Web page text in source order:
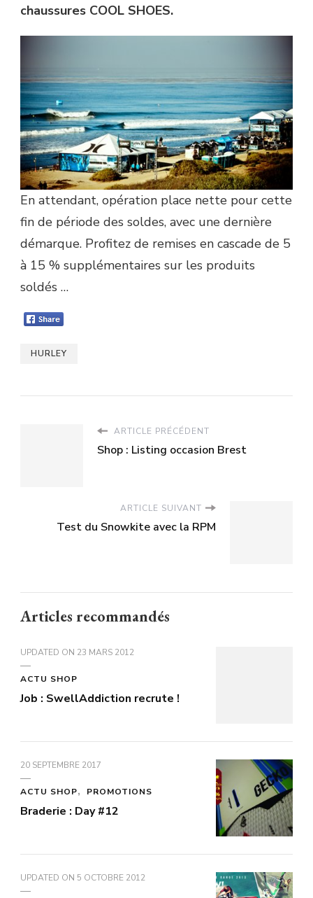
chaussures COOL SHOES.
En attendant, opération place nette pour cette
fin de période des soldes, avec une dernière
démarque. Profitez de remises en cascade de 5
à 15 % supplémentaires sur les produits
soldés …
HURLEY
ARTICLE PRÉCÉDENT
Shop : Listing occasion Brest
ARTICLE SUIVANT
Test du Snowkite avec la RPM
Articles recommandés
UPDATED ON 23 MARS 2012
ACTU SHOP
Job : SwellAddiction recrute !
20 SEPTEMBRE 2017
ACTU SHOP PROMOTIONS
Braderie : Day #12
UPDATED ON 5 OCTOBRE 2012